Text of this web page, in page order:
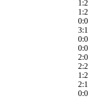
1:2
1:2
0:0
3:1
0:0
0:0
2:0
2:2
1:2
2:1
0:0